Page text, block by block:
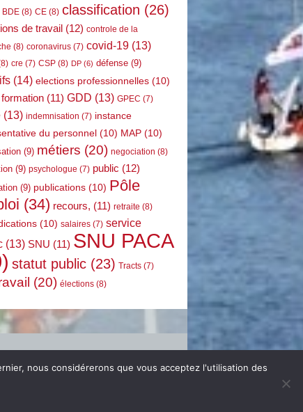
BDE (8) CE (8) classification (26)
de travail (12) controle de la
(8) coronavirus (7) covid-19 (13)
cre (7) CSP (8) DP (6) défense (9)
(14) elections professionnelles (10)
formation (11) GDD (13) GPEC (7)
(13) indemnisation (7) instance
du personnel (10) MAP (10)
(9) métiers (20) negociation (8)
(9) psychologue (7) public (12)
(9) publications (10) Pôle
(34) recours, (11) retraite (8)
(10) salaires (7) service
(13) SNU (11) SNU PACA
statut public (23) Tracts (7)
(20) élections (8)
nous considérerons que vous acceptez l'utilisation des